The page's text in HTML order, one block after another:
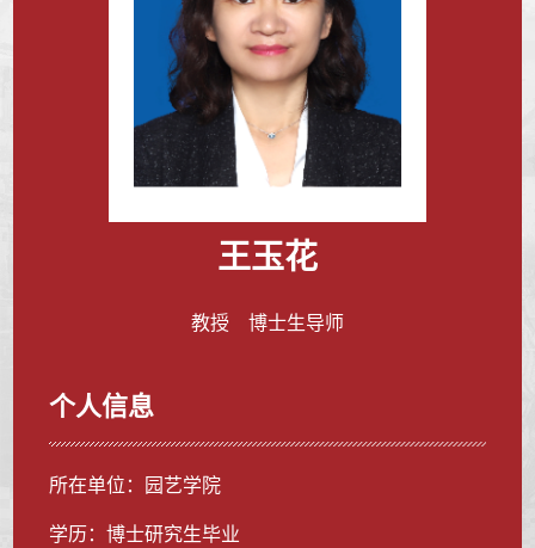
王玉花
教授 博士生导师
个人信息
所在单位：园艺学院
学历：博士研究生毕业